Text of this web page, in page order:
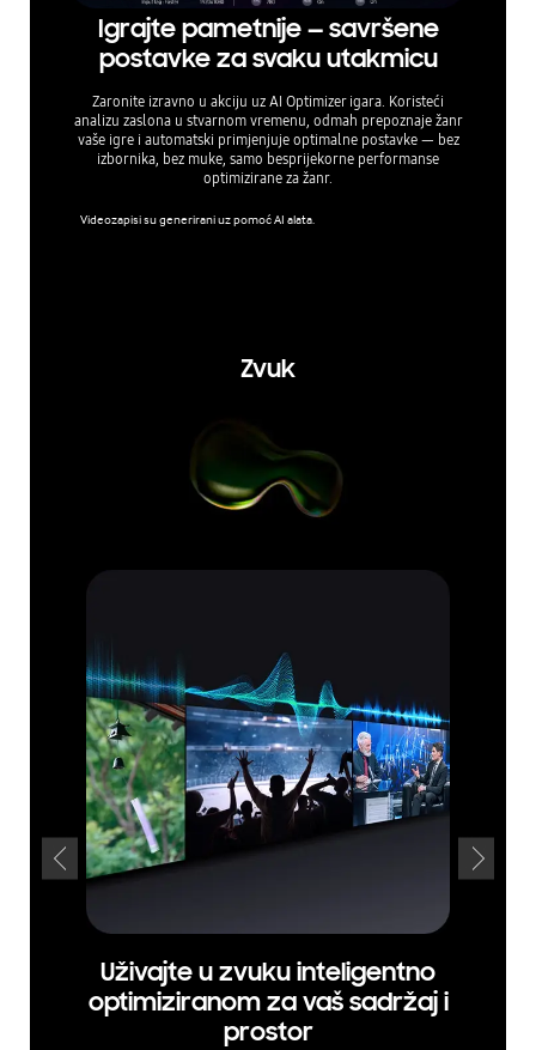
Igrajte pametnije — savršene
postavke za svaku utakmicu
Zaronite izravno u akciju uz AI Optimizer igara. Koristeći
analizu zaslona u stvarnom vremenu, odmah prepoznaje žanr
vaše igre i automatski primjenjuje optimalne postavke — bez
izbornika, bez muke, samo besprijekorne performanse
optimizirane za žanr.
Videozapisi su generirani uz pomoć AI alata.
Zvuk
Uživajte u zvuku inteligentno
optimiziranom za vaš sadržaj i
prostor